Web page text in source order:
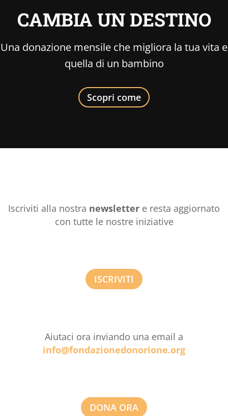
CAMBIA UN DESTINO
Una donazione mensile che migliora la tua vita e
quella di un bambino
Scopri come
Iscriviti alla nostra newsletter e resta aggiornato
con tutte le nostre iniziative
ISCRIVITI
Aiutaci ora inviando una email a
info@fondazionedonorione.org
DONA ORA